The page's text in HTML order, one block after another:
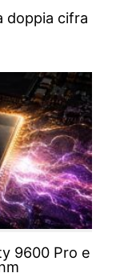
doppia cifra
9600 Pro e